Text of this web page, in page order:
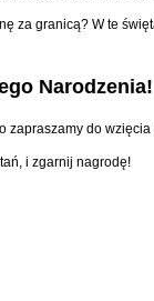
za granicą? W te
Narodzenia!
do wzięcia
i zgarnij nagrodę!